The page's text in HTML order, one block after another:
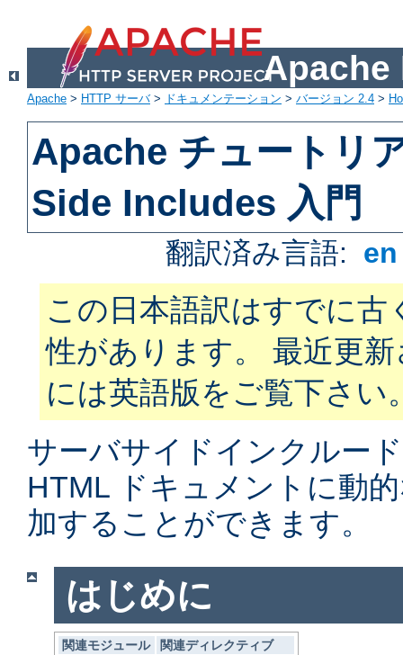
Apache
Apache > HTTP サーバ> ドキュメンテーション > バージョン 2.4 >
Apache チュートリ
Side Includes 入門
翻訳済み言語:
この日本語訳はすでに古
性があります。 最近更
には英語版をご覧下さい
サーバサイドインクルー
HTML ドキュメントに動
加することができます。
はじめに
関連モジュール
関連ディレクティブ